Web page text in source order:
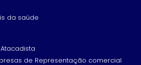
da saúde
de Representação comercial